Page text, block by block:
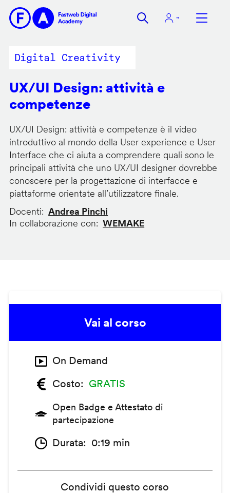
contenuto
Digital Creativity
UX/UI Design: attività e
competenze
UX/UI Design: attività e competenze è il video
introduttivo al mondo della User experience e User
Interface che ci aiuta a comprendere quali sono le
principali attività che uno UX/UI designer dovrebbe
conoscere per la progettazione di interfacce e
piattaforme orientate all’utilizzatore finale.
Docenti
Andrea Pinchi
In collaborazione con
WEMAKE
Vai al corso
On Demand
Costo
GRATIS
Open Badge e Attestato di
partecipazione
Durata 0:19 min
Condividi questo corso